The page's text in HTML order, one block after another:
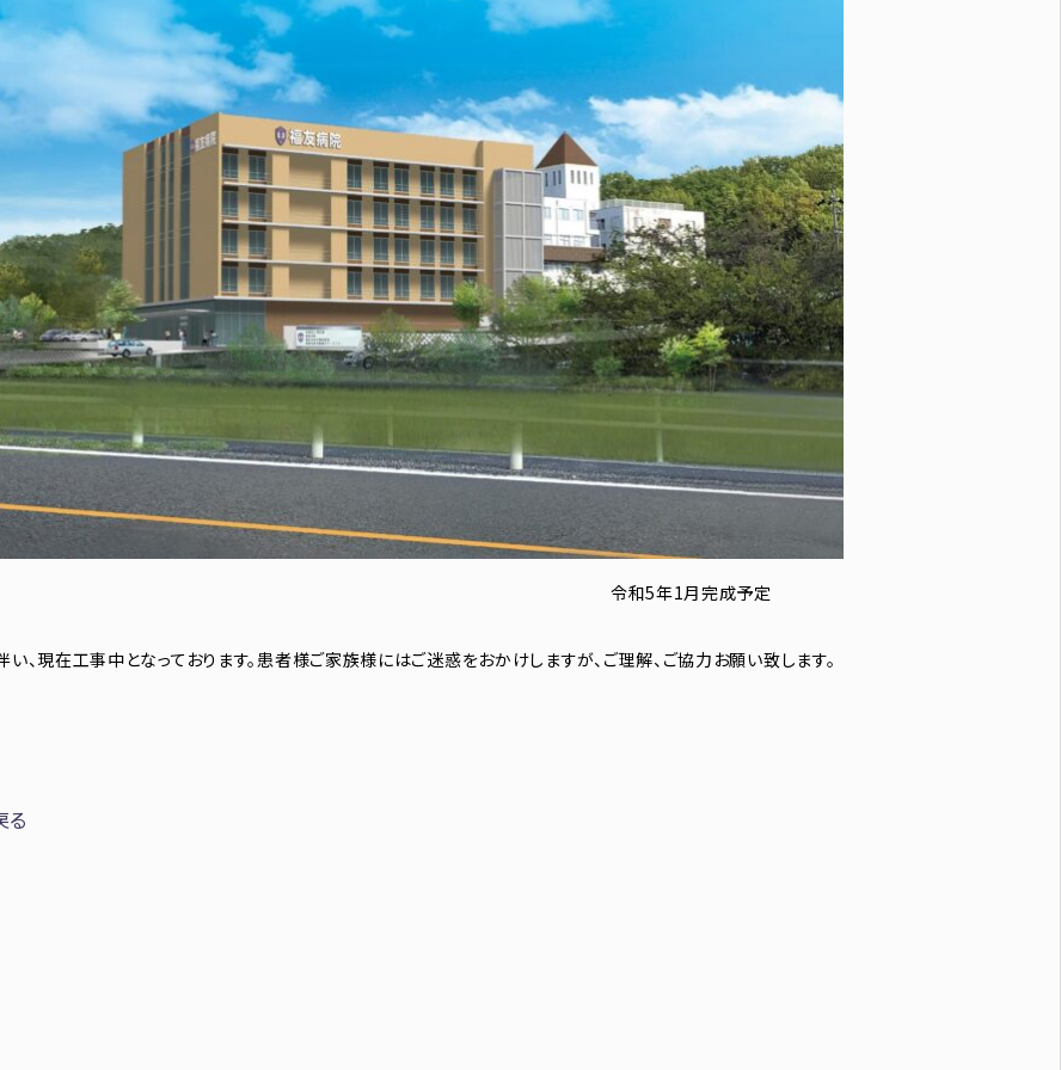
5年1月完成予定
、現在工事中となっております。患者様ご家族様にはご迷惑をおかけしますが、ご理解、ご協力お願い致します。
る